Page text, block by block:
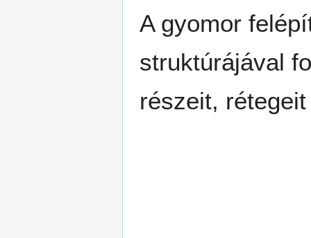
A gyomor
struktúrájával
részeit,